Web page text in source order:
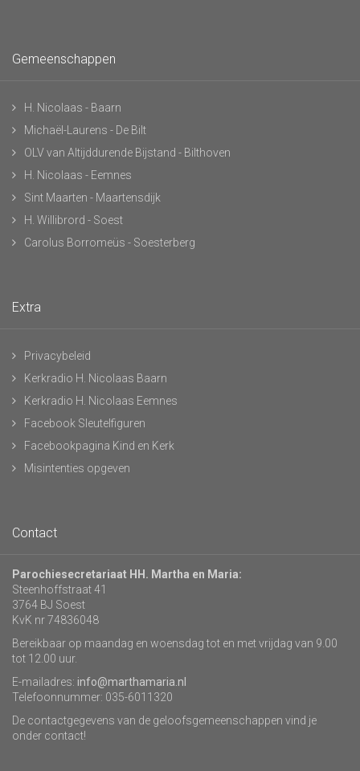
Gemeenschappen
H. Nicolaas - Baarn
Michaël-Laurens - De Bilt
OLV van Altijddurende Bijstand - Bilthoven
H. Nicolaas - Eemnes
Sint Maarten - Maartensdijk
H. Willibrord - Soest
Carolus Borromeüs - Soesterberg
Extra
Privacybeleid
Kerkradio H. Nicolaas Baarn
Kerkradio H. Nicolaas Eemnes
Facebook Sleutelfiguren
Facebookpagina Kind en Kerk
Misintenties opgeven
Contact
Parochiesecretariaat HH. Martha en Maria:
Steenhoffstraat 41
3764 BJ Soest
KvK nr 74836048
Bereikbaar op maandag en woensdag tot en met vrijdag van 9.00
tot 12.00 uur.
E-mailadres: info@marthamaria.nl
Telefoonnummer: 035-6011320
De contactgegevens van de geloofsgemeenschappen vind je
onder contact!